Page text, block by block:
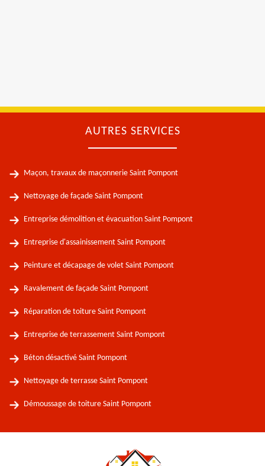
AUTRES SERVICES
Maçon, travaux de maçonnerie Saint Pompont
Nettoyage de façade Saint Pompont
Entreprise démolition et évacuation Saint Pompont
Entreprise d'assainissement Saint Pompont
Peinture et décapage de volet Saint Pompont
Ravalement de façade Saint Pompont
Réparation de toiture Saint Pompont
Entreprise de terrassement Saint Pompont
Béton désactivé Saint Pompont
Nettoyage de terrasse Saint Pompont
Démoussage de toiture Saint Pompont